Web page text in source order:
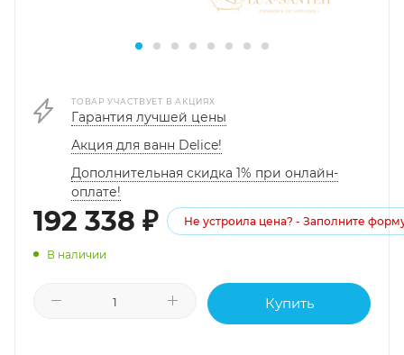
ТОВАР УЧАСТВУЕТ В АКЦИЯХ
Гарантия лучшей цены
Акция для ванн Delice!
Дополнительная скидка 1% при онлайн-
оплате!
192 338 ₽ Не устроила цена? - Заполните
В наличии
Купить